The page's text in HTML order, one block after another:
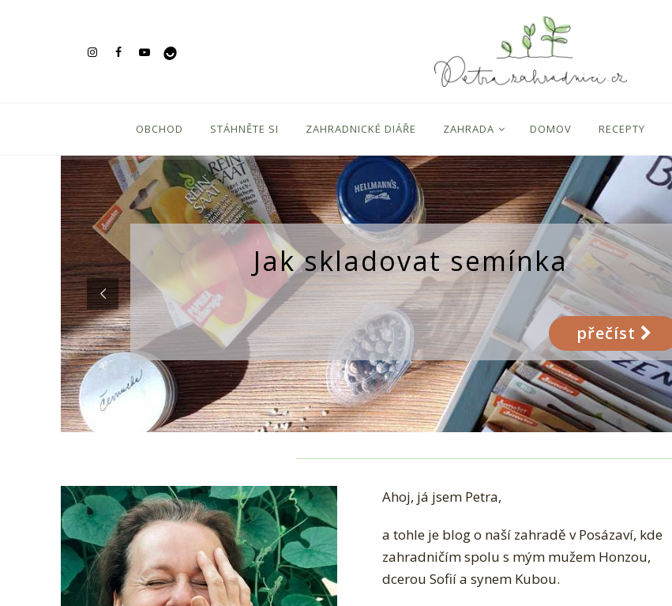
OBCHOD STÁHNĚTE SI ZAHRADNICKÉ DIÁŘE ZAHRADA DOMOV RECEPTY
přečíst
Jak skladovat semínka
Ahoj, já jsem Petra,
a tohle je blog o naší zahradě v Posázaví, kde
zahradničím spolu s mým mužem Honzou,
dcerou Sofií a synem Kubou.